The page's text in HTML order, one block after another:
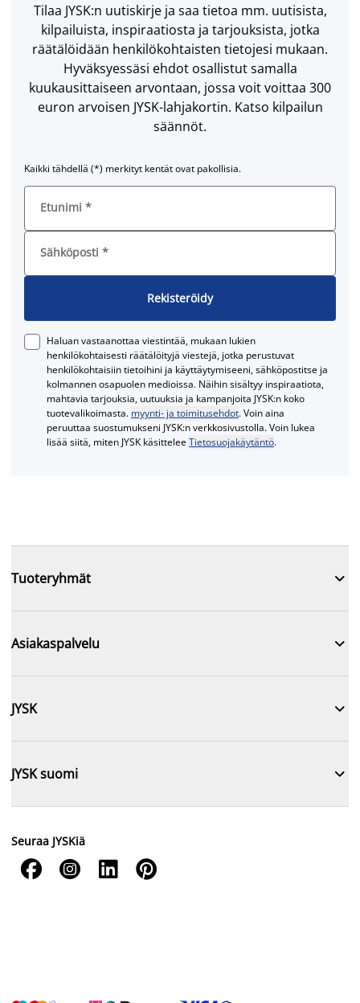
Tilaa JYSK:n uutiskirje ja saa tietoa mm. uutisista,
kilpailuista, inspiraatiosta ja tarjouksista, jotka
räätälöidään henkilökohtaisten tietojesi mukaan.
Hyväksyessäsi ehdot osallistut samalla
kuukausittaiseen arvontaan, jossa voit voittaa 300
euron arvoisen JYSK-lahjakortin. Katso kilpailun
säännöt.
Kaikki tähdellä (*) merkityt kentät ovat pakollisia.
Etunimi *
Sähköposti *
Rekisteröidy
Haluan vastaanottaa viestintää, mukaan lukien
henkilökohtaisesti räätälöityjä viestejä, jotka perustuvat
henkilökohtaisiin tietoihini ja käyttäytymiseeni, sähköpostitse ja
kolmannen osapuolen medioissa. Näihin sisältyy inspiraatiota,
mahtavia tarjouksia, uutuuksia ja kampanjoita JYSK:n koko
tuotevalikoimasta. myynti- ja toimitusehdot. Voin aina
peruuttaa suostumukseni JYSK:n verkkosivustolla. Voin lukea
lisää siitä, miten JYSK käsitteleeTietosuojakäytäntö.
Tuoteryhmät 
Asiakaspalvelu 
JYSK 
JYSK suomi 
Seuraa JYSKiä
   